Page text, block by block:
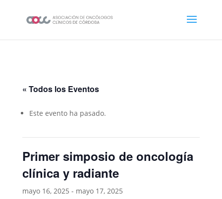
« Todos los Eventos
Este evento ha pasado.
Primer simposio de oncología
clínica y radiante
mayo 16, 2025 - mayo 17, 2025